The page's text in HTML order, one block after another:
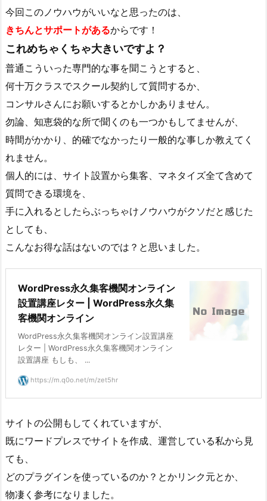
今回このノウハウがいいなと思ったのは、
きちんとサポートがあるからです！
これめちゃくちゃ大きいですよ？
普通こういった専門的な事を聞こうとすると、
何十万クラスでスクール契約して質問するか、
コンサルさんにお願いするとかしかありません。
勿論、知恵袋的な所で聞くのも一つかもしてませんが、
時間がかかり、的確でなかったり一般的な事しか教えてく
れません。
個人的には、サイト設置から集客、マネタイズ全て含めて
質問できる環境を、
手に入れるとしたらぶっちゃけノウハウがクソだと感じた
としても、
こんなお得な話はないのでは？と思いました。
WordPress永久集客機関オンライン
設置講座レター | WordPress永久集
客機関オンライン
WordPress永久集客機関オンライン設置講座
レター | WordPress永久集客機関オンライン
設置講座 もしも、 ...
https://m.q0o.net/m/zet5hr
サイトの公開もしてくれていますが、
既にワードプレスでサイトを作成、運営している私から見
ても、
どのプラグインを使っているのか？とかリンク元とか、
物凄く参考になりました。